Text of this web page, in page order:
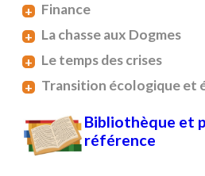
+ Finance
+ La chasse aux Dogmes
+ Le temps des crises
+ Transition écologique et
Bibliothèque et
référence